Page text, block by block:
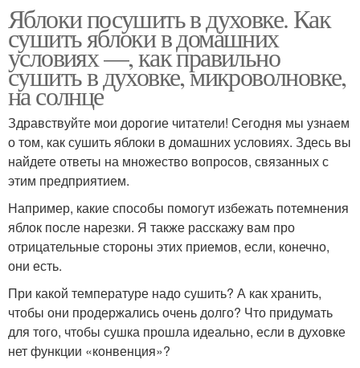
Яблоки посушить в духовке. Как
сушить яблоки в домашних
условиях —, как правильно
сушить в духовке, микроволновке,
на солнце
Здравствуйте мои дорогие читатели! Сегодня мы узнаем
о том, как сушить яблоки в домашних условиях. Здесь вы
найдете ответы на множество вопросов, связанных с
этим предприятием.
Например, какие способы помогут избежать потемнения
яблок после нарезки. Я также расскажу вам про
отрицательные стороны этих приемов, если, конечно,
они есть.
При какой температуре надо сушить? А как хранить,
чтобы они продержались очень долго? Что придумать
для того, чтобы сушка прошла идеально, если в духовке
нет функции «конвенция»?